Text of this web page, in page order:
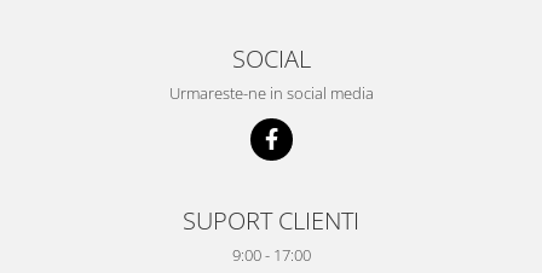
SOCIAL
Urmareste-ne in social media
SUPORT CLIENTI
9:00 - 17:00